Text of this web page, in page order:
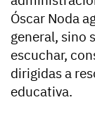
Óscar Noda
general, sino
escuchar,
dirigidas a
educativa.